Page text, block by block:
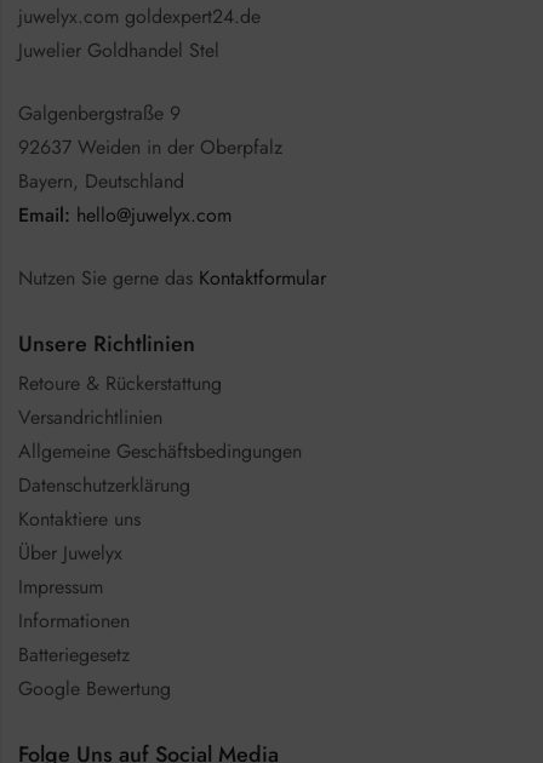
juwelyx.com goldexpert24.de
Juwelier Goldhandel Stel
Galgenbergstraße 9
92637 Weiden in der Oberpfalz
Bayern, Deutschland
Email: hello@juwelyx.com
Nutzen Sie gerne das Kontaktformular
Unsere Richtlinien
Retoure & Rückerstattung
Versandrichtlinien
Allgemeine Geschäftsbedingungen
Datenschutzerklärung
Kontaktiere uns
Über Juwelyx
Impressum
Informationen
Batteriegesetz
Google Bewertung
Folge Uns auf Social Media